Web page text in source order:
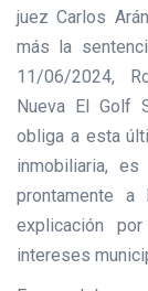
juez Carlos
más la
11/06/2024,
Nueva El Golf
obliga a esta
inmobiliaria,
prontamente a
explicación
intereses